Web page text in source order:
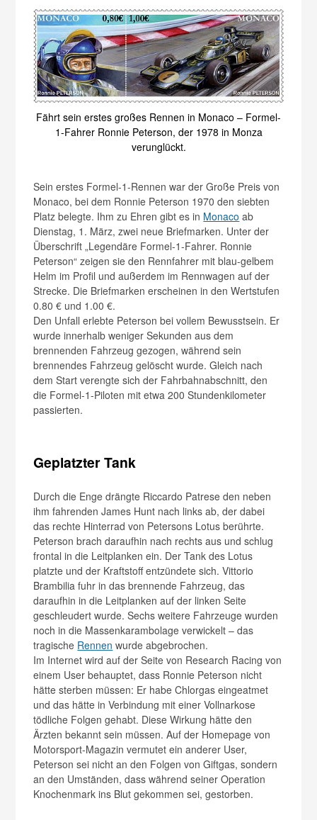
Fährt sein erstes großes Rennen in Monaco – Formel-
1-Fahrer Ronnie Peterson, der 1978 in Monza
verunglückt.
Sein erstes Formel-1-Rennen war der Große Preis von
Monaco, bei dem Ronnie Peterson 1970 den siebten
Platz belegte. Ihm zu Ehren gibt es in Monaco ab
Dienstag, 1. März, zwei neue Briefmarken. Unter der
Überschrift „Legendäre Formel-1-Fahrer. Ronnie
Peterson“ zeigen sie den Rennfahrer mit blau-gelbem
Helm im Profil und außerdem im Rennwagen auf der
Strecke. Die Briefmarken erscheinen in den Wertstufen
0.80 € und 1.00 €.
Den Unfall erlebte Peterson bei vollem Bewusstsein. Er
wurde innerhalb weniger Sekunden aus dem
brennenden Fahrzeug gezogen, während sein
brennendes Fahrzeug gelöscht wurde. Gleich nach
dem Start verengte sich der Fahrbahnabschnitt, den
die Formel-1-Piloten mit etwa 200 Stundenkilometer
passierten.
Geplatzter Tank
Durch die Enge drängte Riccardo Patrese den neben
ihm fahrenden James Hunt nach links ab, der dabei
das rechte Hinterrad von Petersons Lotus berührte.
Peterson brach daraufhin nach rechts aus und schlug
frontal in die Leitplanken ein. Der Tank des Lotus
platzte und der Kraftstoff entzündete sich. Vittorio
Brambilia fuhr in das brennende Fahrzeug, das
daraufhin in die Leitplanken auf der linken Seite
geschleudert wurde. Sechs weitere Fahrzeuge wurden
noch in die Massenkarambolage verwickelt – das
tragische Rennen wurde abgebrochen.
Im Internet wird auf der Seite von Research Racing von
einem User behauptet, dass Ronnie Peterson nicht
hätte sterben müssen: Er habe Chlorgas eingeatmet
und das hätte in Verbindung mit einer Vollnarkose
tödliche Folgen gehabt. Diese Wirkung hätte den
Ärzten bekannt sein müssen. Auf der Homepage von
Motorsport-Magazin vermutet ein anderer User,
Peterson sei nicht an den Folgen von Giftgas, sondern
an den Umständen, dass während seiner Operation
Knochenmark ins Blut gekommen sei, gestorben.